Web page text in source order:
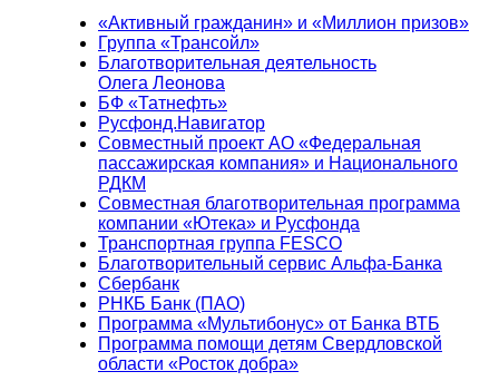
«Активный гражданин» и «Миллион призов»
Группа «Трансойл»
Благотворительная деятельность
Олега Леонова
БФ «Татнефть»
Русфонд.Навигатор
Совместный проект АО «Федеральная
пассажирская компания» и Национального
РДКМ
Совместная благотворительная программа
компании «Ютека» и Русфонда
Транспортная группа FESCO
Благотворительный сервис Альфа-Банка
Сбербанк
РНКБ Банк (ПАО)
Программа «Мультибонус» от Банка ВТБ
Программа помощи детям Свердловской
области «Росток добра»